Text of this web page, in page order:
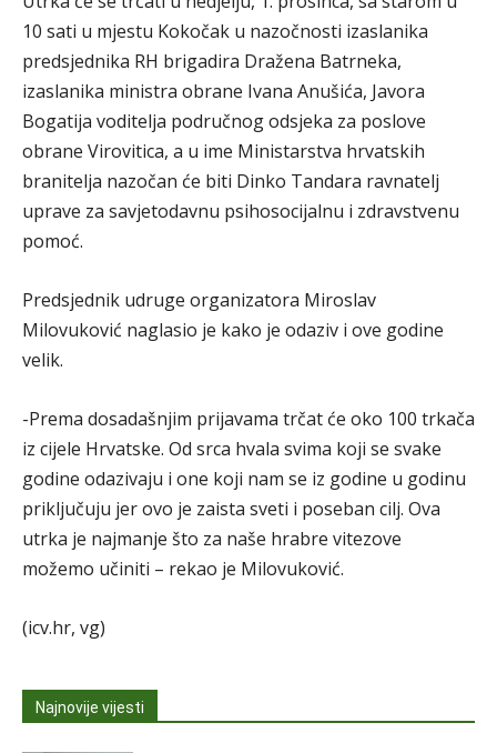
10 sati u mjestu Kokočak u nazočnosti izaslanika
predsjednika RH brigadira Dražena Batrneka,
izaslanika ministra obrane Ivana Anušića, Javora
Bogatija voditelja područnog odsjeka za poslove
obrane Virovitica, a u ime Ministarstva hrvatskih
branitelja nazočan će biti Dinko Tandara ravnatelj
uprave za savjetodavnu psihosocijalnu i zdravstvenu
pomoć.
Predsjednik udruge organizatora Miroslav
Milovuković naglasio je kako je odaziv i ove godine
velik.
-Prema dosadašnjim prijavama trčat će oko 100 trkača
iz cijele Hrvatske. Od srca hvala svima koji se svake
godine odazivaju i one koji nam se iz godine u godinu
priključuju jer ovo je zaista sveti i poseban cilj. Ova
utrka je najmanje što za naše hrabre vitezove
možemo učiniti – rekao je Milovuković.
(icv.hr, vg)
Najnovije vijesti